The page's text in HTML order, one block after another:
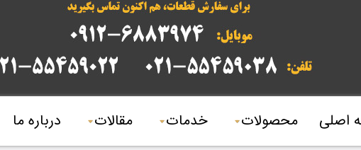
اصلی محصولات خدمات مقالات درباره ما